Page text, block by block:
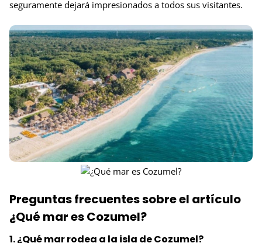
seguramente dejará impresionados a todos sus visitantes.
Preguntas frecuentes sobre el artículo
¿Qué mar es Cozumel?
1. ¿Qué mar rodea a la isla de Cozumel?